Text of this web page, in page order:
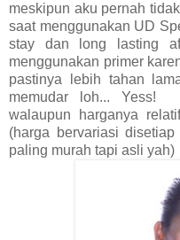
meskipun aku pernah
saat menggunakan UD
stay dan long lasting
menggunakan primer
pastinya lebih tahan
memudar loh... Yess!
walaupun harganya
(harga bervariasi
paling murah tapi asli yah)